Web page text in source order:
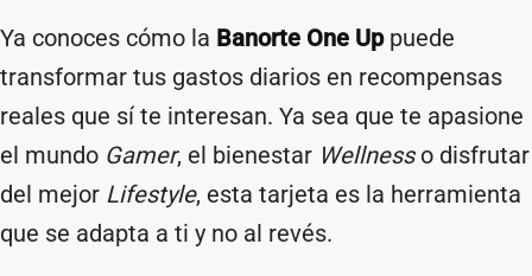
Ya conoces cómo la Banorte One Uppuede
transformar tus gastos diarios en recompensas
reales que sí te interesan. Ya sea que te apasione
el mundo Gamer, el bienestar Wellnesso disfrutar
del mejor Lifestyle, esta tarjeta es la herramienta
que se adapta a ti y no al revés.